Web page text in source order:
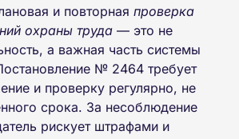
и повторная проверка
охраны труда — это не
а важная часть системы
№ 2464 требует
и проверку регулярно, не
срока. За несоблюдение
рискует штрафами и